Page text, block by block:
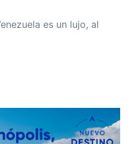
es un lujo, al